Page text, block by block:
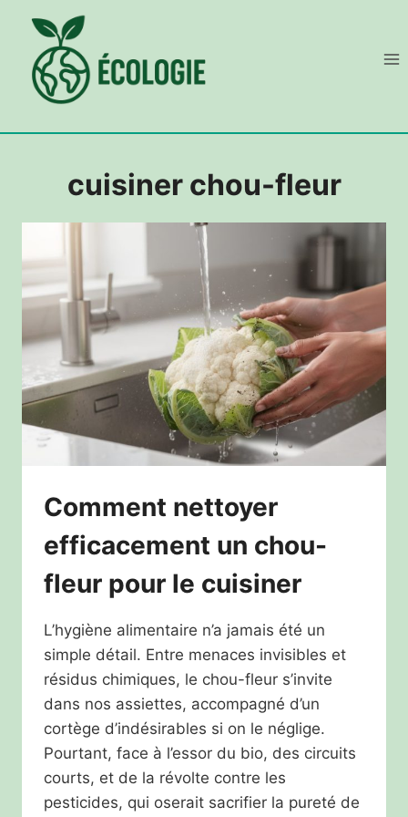
contenu
cuisiner chou-fleur
Comment nettoyer
efficacement un chou-
fleur pour le cuisiner
L’hygiène alimentaire n’a jamais été un
simple détail. Entre menaces invisibles et
résidus chimiques, le chou-fleur s’invite
dans nos assiettes, accompagné d’un
cortège d’indésirables si on le néglige.
Pourtant, face à l’essor du bio, des circuits
courts, et de la révolte contre les
pesticides, qui oserait sacrifier la pureté de